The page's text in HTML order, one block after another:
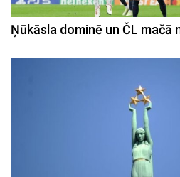
Ņūkāsla dominē un ČL mačā